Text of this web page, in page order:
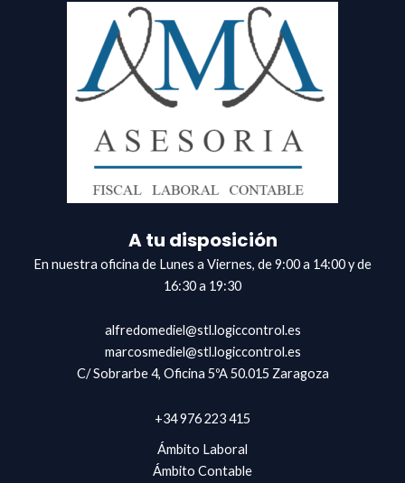
A tu disposición
En nuestra oficina de Lunes a Viernes, de 9:00 a 14:00 y de
16:30 a 19:30
alfredomediel@stl.logiccontrol.es
marcosmediel@stl.logiccontrol.es
C/ Sobrarbe 4, Oficina 5ºA 50.015 Zaragoza
+34 976 223 415
Ámbito Laboral
Ámbito Contable